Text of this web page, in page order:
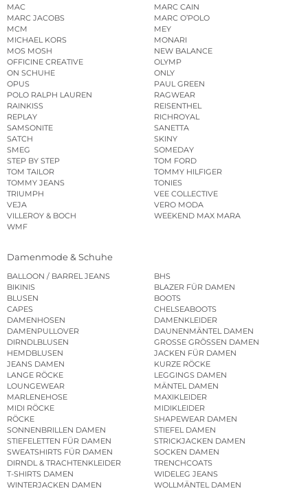
MAC
MARC CAIN
MARC JACOBS
MARC O’POLO
MCM
MEY
MICHAEL KORS
MONARI
MOS MOSH
NEW BALANCE
OFFICINE CREATIVE
OLYMP
ON SCHUHE
ONLY
OPUS
PAUL GREEN
POLO RALPH LAUREN
RAGWEAR
RAINKISS
REISENTHEL
REPLAY
RICHROYAL
SAMSONITE
SANETTA
SATCH
SKINY
SMEG
SOMEDAY
STEP BY STEP
TOM FORD
TOM TAILOR
TOMMY HILFIGER
TOMMY JEANS
TONIES
TRIUMPH
VEE COLLECTIVE
VEJA
VERO MODA
VILLEROY & BOCH
WEEKEND MAX MARA
WMF
Damenmode & Schuhe
BALLOON / BARREL JEANS
BHS
BIKINIS
BLAZER FÜR DAMEN
BLUSEN
BOOTS
CAPES
CHELSEABOOTS
DAMENHOSEN
DAMENKLEIDER
DAMENPULLOVER
DAUNENMÄNTEL DAMEN
DIRNDLBLUSEN
GROSSE GRÖSSEN DAMEN
HEMDBLUSEN
JACKEN FÜR DAMEN
JEANS DAMEN
KURZE RÖCKE
LANGE RÖCKE
LEGGINGS DAMEN
LOUNGEWEAR
MÄNTEL DAMEN
MARLENEHOSE
MAXIKLEIDER
MIDI RÖCKE
MIDIKLEIDER
RÖCKE
SHAPEWEAR DAMEN
SONNENBRILLEN DAMEN
STIEFEL DAMEN
STIEFELETTEN FÜR DAMEN
STRICKJACKEN DAMEN
SWEATSHIRTS FÜR DAMEN
SOCKEN DAMEN
DIRNDL & TRACHTENKLEIDER
TRENCHCOATS
T-SHIRTS DAMEN
WIDELEG JEANS
WINTERJACKEN DAMEN
WOLLMÄNTEL DAMEN